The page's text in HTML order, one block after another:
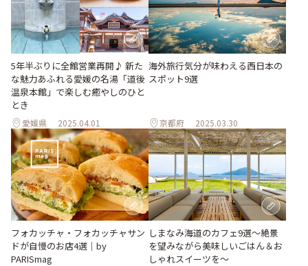
5年半ぶりに全館営業再開♪ 新た
な魅力あふれる愛媛の名湯「道後
温泉本館」で楽しむ癒やしのひと
とき
愛媛県 2025.04.01
海外旅行気分が味わえる西日本の
スポット9選
京都府 2025.03.30
フォカッチャ・フォカッチャサン
ドが自慢のお店4選｜by
PARISmag
しまなみ海道のカフェ9選〜絶景
を望みながら美味しいごはん＆お
しゃれスイーツを〜